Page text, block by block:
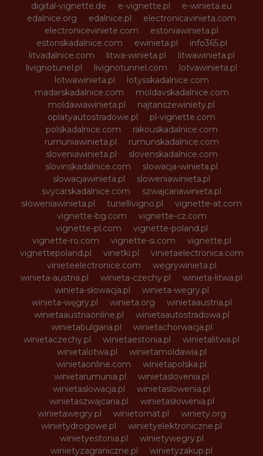
digital-vignette.de
e-vignette.pl
e-winieta.eu
edalnice.org
edalnice.pl
electronicavinieta.com
electroniceviniete.com
estoniawinieta.pl
estonskadalnice.com
ewinieta.pl
info365.pl
litvadalnice.com
litwa-winieta.pl
litwawinieta.pl
livignotunel.pl
livignotunnel.com
lotvawinieta.pl
lotwawinieta.pl
lotysskadalnice.com
madarskadalnice.com
moldavskadalnice.com
moldawiawinieta.pl
najtanszewiniety.pl
oplatyautostradowe.pl
pl-vignette.com
polskadalnice.com
rakouskadalnice.com
rumuniawinieta.pl
rumunskadalnice.com
sloveniawinieta.pl
slovenskadalnice.com
slovinskadalnice.com
slowacja-winieta.pl
slowacjawinieta.pl
sloweniawinieta.pl
svycarskadalnice.com
szwajcariawinieta.pl
słoweniawinieta.pl
tunellivigno.pl
vignette-at.com
vignette-bg.com
vignette-cz.com
vignette-pl.com
vignette-poland.pl
vignette-ro.com
vignette-si.com
vignette.pl
vignettepoland.pl
vinetki.pl
vinietaelectronica.com
vinieteelectronice.com
wegrywinieta.pl
winieta-austria.pl
winieta-czechy.pl
winieta-litwa.pl
winieta-słowacja.pl
winieta-wegry.pl
winieta-węgry.pl
winieta.org
winietaaustria.pl
winietaaustriaonline.pl
winietaautostradowa.pl
winietabulgaria.pl
winietachorwacja.pl
winietaczechy.pl
winietaestonia.pl
winietalitwa.pl
winietalotwa.pl
winietamoldawia.pl
winietaonline.com
winietapolska.pl
winietarumunia.pl
winietaslovenia.pl
winietaslowacja.pl
winietaslowenia.pl
winietaszwajcaria.pl
winietasłowenia.pl
winietawegry.pl
winietomat.pl
winiety.org
winietydrogowe.pl
winietyelektroniczne.pl
winietyestonia.pl
winietywegry.pl
winietyzagraniczne.pl
winietyzakup.pl